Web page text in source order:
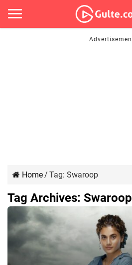
Home/ Tag: Swaroop
Tag Archives: Swaroop